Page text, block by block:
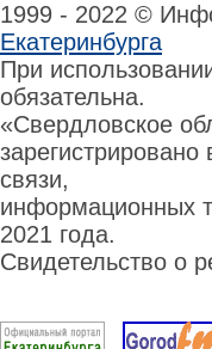
1999 - 2022 ©
Екатеринбурга
При
обязательна.
«Свердловское
связи,
информационных
2021 года.
Свидетельство о